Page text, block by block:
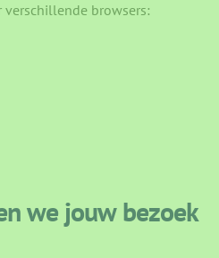
browsers:
we jouw bezoek